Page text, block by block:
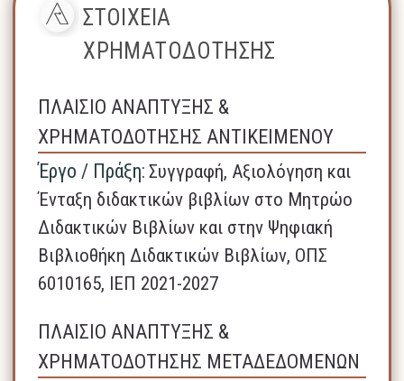
ΣΤΟΙΧΕΙΑ
ΧΡΗΜΑΤΟΔΟΤΗΣΗΣ
ΠΛΑΙΣΙΟ ΑΝΑΠΤΥΞΗΣ &
ΧΡΗΜΑΤΟΔΟΤΗΣΗΣ ΑΝΤΙΚΕΙΜΕΝΟΥ
Έργο / Πράξη: Συγγραφή, Αξιολόγηση και
Ένταξη διδακτικών βιβλίων στο Μητρώο
Διδακτικών Βιβλίων και στην Ψηφιακή
Βιβλιοθήκη Διδακτικών Βιβλίων, ΟΠΣ
6010165, ΙΕΠ 2021-2027
ΠΛΑΙΣΙΟ ΑΝΑΠΤΥΞΗΣ &
ΧΡΗΜΑΤΟΔΟΤΗΣΗΣ ΜΕΤΑΔΕΔΟΜΕΝΩΝ